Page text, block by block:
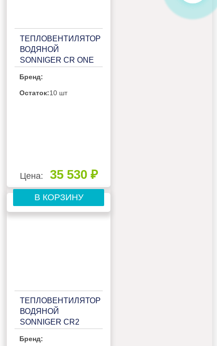
ТЕПЛОВЕНТИЛЯТОР
ВОДЯНОЙ
SONNIGER CR ONE
Бренд:
Остаток:10 шт
Цена: 35 530 ₽
В КОРЗИНУ
ТЕПЛОВЕНТИЛЯТОР
ВОДЯНОЙ
SONNIGER CR2
Бренд: